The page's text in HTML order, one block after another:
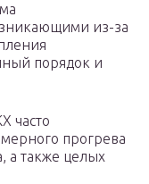
из-за
порядок и
часто
прогрева
а также целых